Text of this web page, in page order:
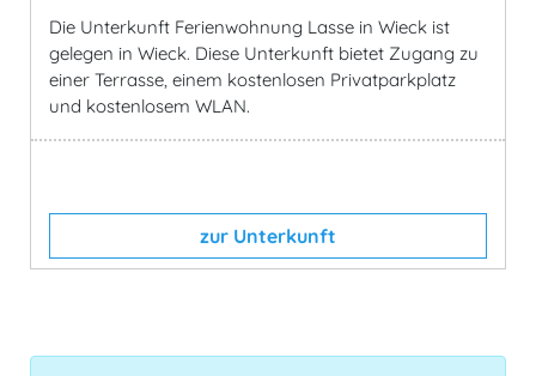
Die Unterkunft Ferienwohnung Lasse in Wieck ist
gelegen in Wieck. Diese Unterkunft bietet Zugang zu
einer Terrasse, einem kostenlosen Privatparkplatz
und kostenlosem WLAN.
zur Unterkunft